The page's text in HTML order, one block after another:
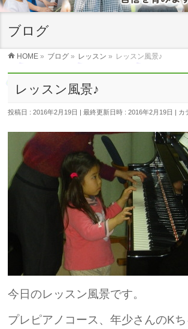
ブログ
HOME » ブログ » レッスン » レッスン風景♪
レッスン風景♪
投稿日 : 2016年2月19日 最終更新日時 : 2016年2月19日 カ
今日のレッスン風景です。
プレピアノコース、年少さんのKち